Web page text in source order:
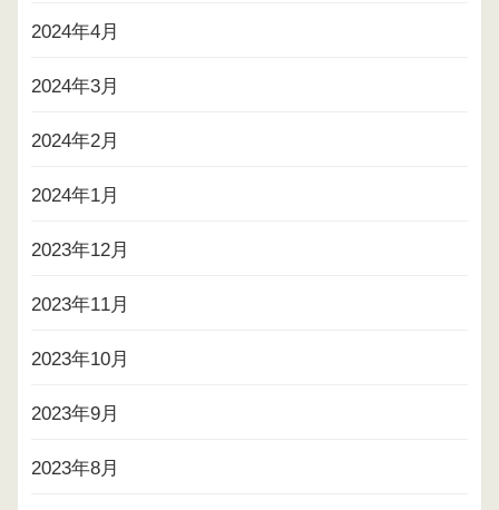
2024年4月
2024年3月
2024年2月
2024年1月
2023年12月
2023年11月
2023年10月
2023年9月
2023年8月